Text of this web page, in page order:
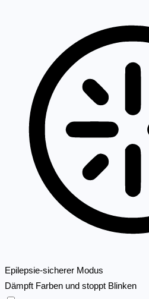
Epilepsie-sicherer Modus
Dämpft Farben und stoppt Blinken